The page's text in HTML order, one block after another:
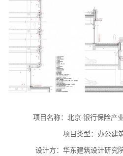
项目名称：北京·银行保险产
项目类型：办公建
设计方：华东建筑设计研究